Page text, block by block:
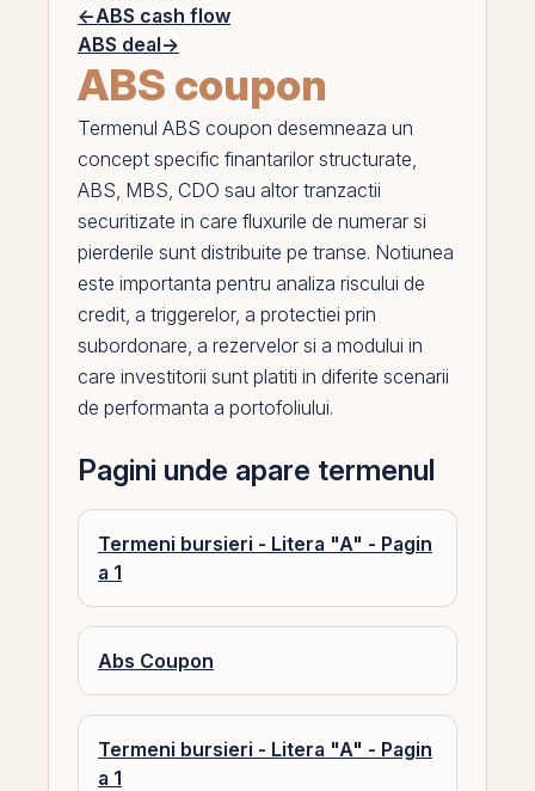
←ABS cash flow
ABS deal→
ABS coupon
Termenul ABS coupon desemneaza un
concept specific finantarilor structurate,
ABS, MBS, CDO sau altor tranzactii
securitizate in care fluxurile de numerar si
pierderile sunt distribuite pe transe. Notiunea
este importanta pentru analiza riscului de
credit, a triggerelor, a protectiei prin
subordonare, a rezervelor si a modului in
care investitorii sunt platiti in diferite scenarii
de performanta a portofoliului.
Pagini unde apare termenul
Termeni bursieri - Litera "A" - Pagin
a 1
Abs Coupon
Termeni bursieri - Litera "A" - Pagin
a 1